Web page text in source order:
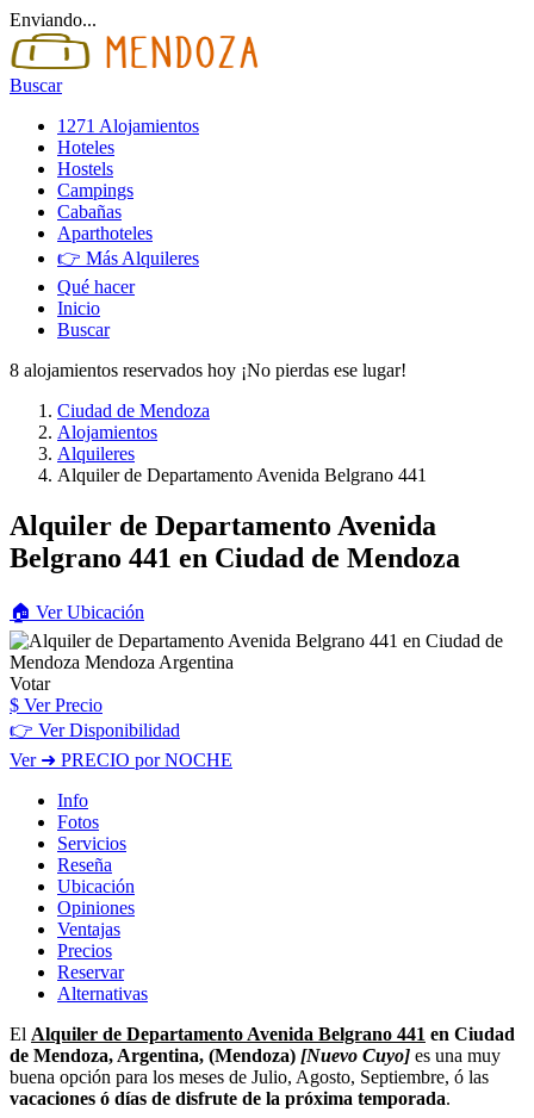
Enviando...
Buscar
1271 Alojamientos
Hoteles
Hostels
Campings
Cabañas
Aparthoteles
👉 Más Alquileres
Qué hacer
Inicio
Buscar
8 alojamientos reservados hoy ¡No pierdas ese lugar!
Ciudad de Mendoza
Alojamientos
Alquileres
Alquiler de Departamento Avenida Belgrano 441
Alquiler de Departamento Avenida
Belgrano 441 en Ciudad de Mendoza
🏠 VerUbicación
Votar
$ Ver Precio
👉 Ver Disponibilidad
Ver➜ PRECIO por NOCHE
Info
Fotos
Servicios
Reseña
Ubicación
Opiniones
Ventajas
Precios
Reservar
Alternativas
El Alquiler de Departamento Avenida Belgrano 441 en Ciudad
de Mendoza, Argentina, (Mendoza) [Nuevo Cuyo] es una muy
buena opción para los meses de Julio, Agosto, Septiembre, ó las
vacaciones ó días de disfrute de la próxima temporada.